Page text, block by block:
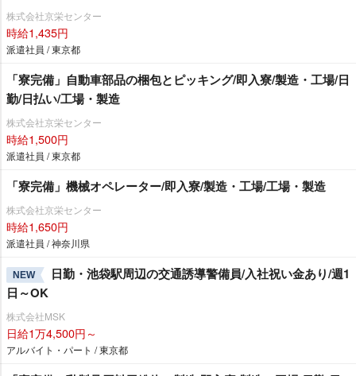
株式会社京栄センター
時給1,435円
派遣社員 / 東京都
「寮完備」自動車部品の梱包とピッキング/即入寮/製造・工場/日
勤/日払い/工場・製造
株式会社京栄センター
時給1,500円
派遣社員 / 東京都
「寮完備」機械オペレーター/即入寮/製造・工場/工場・製造
株式会社京栄センター
時給1,650円
派遣社員 / 神奈川県
NEW
日勤・池袋駅周辺の交通誘導警備員/入社祝い金あり/週1
日～OK
株式会社MSK
日給1万4,500円～
アルバイト・パート / 東京都